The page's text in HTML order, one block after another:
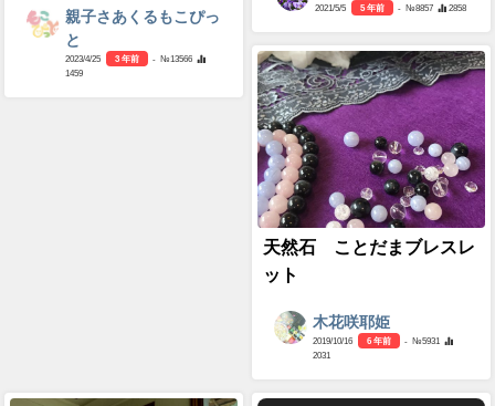
親子さあくるもこぴっ
と
2023/4/25 3 年前
- №13566
1459
2021/5/5 5 年前 - №8857 2858
天然石 ことだまブレスレ
ット
木花咲耶姫
2019/10/16 6 年前
- №5931
2031